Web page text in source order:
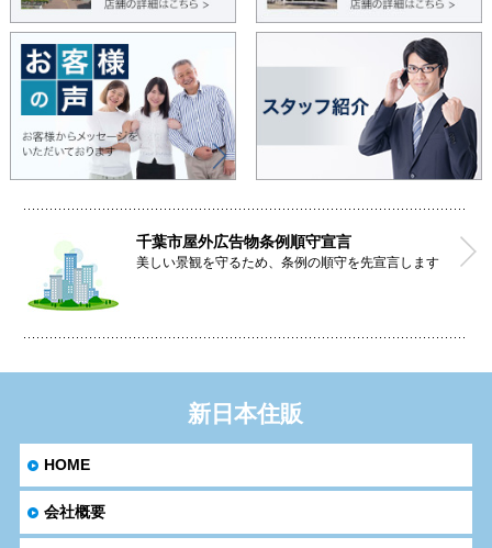
千葉市屋外広告物条例順守宣言
美しい景観を守るため、条例の順守を先宣言します
新日本住販
HOME
会社概要